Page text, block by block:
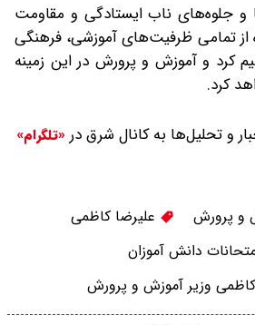
و جلوه‌های ناب ایستادگی و مقاومت
از تمامی ظرفیت‌های آموزشی، فرهنگی
کرد و آموزش و پرورش در این زمینه
کرد.
و تحلیل‌ها به کانال شرق در «تلگرام»
و پرورش
علیرضا کاظمی
دانش آموزان
وزیر آموزش و پرورش